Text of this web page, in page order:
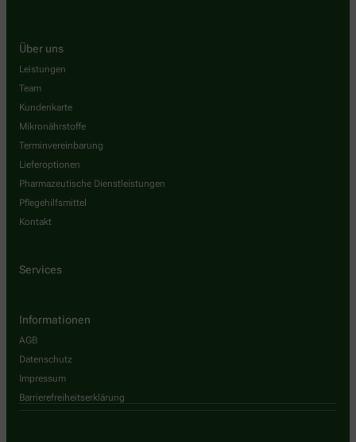
Über uns
Leistungen
Team
Kundenkarte
Mikronährstoffe
Terminvereinbarung
Lieferoptionen
Pharmazeutische Dienstleistungen
Pflegehilfsmittel
Kontakt
Services
Informationen
AGB
Datenschutz
Impressum
Barrierefreiheitserklärung